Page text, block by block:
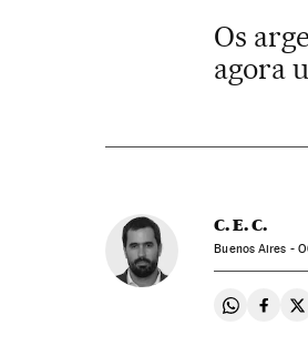
Os
agora
C. E. C.
Buenos Aires -
Compartir